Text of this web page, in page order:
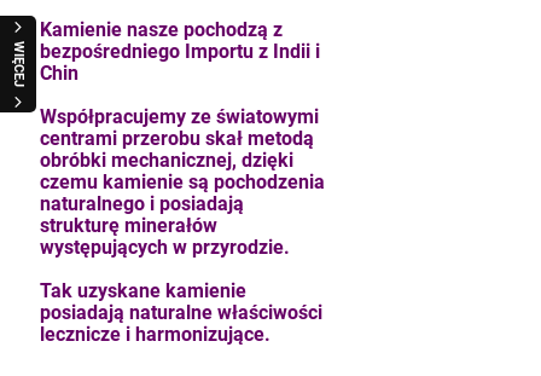
WIĘCEJ
Kamienie nasze pochodzą z
bezpośredniego Importu z Indii i
Chin
Współpracujemy ze światowymi
centrami przerobu skał metodą
obróbki mechanicznej, dzięki
czemu kamienie są pochodzenia
naturalnego i posiadają
strukturę minerałów
występujących w przyrodzie.
Tak uzyskane kamienie
posiadają naturalne właściwości
lecznicze i harmonizujące.